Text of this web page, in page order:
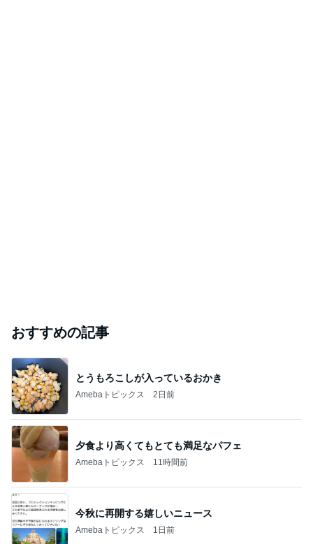
おすすめの記事
とうもろこしが入っているおかき
Amebaトピックス 2日前
夕食より高くてもとても満足なパフェ
Amebaトピックス 11時間前
今秋に再開する嬉しいニュース
Amebaトピックス 1日前